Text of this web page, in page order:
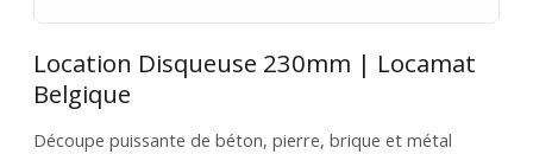
Location Disqueuse 230mm | Locamat
Belgique
Découpe puissante de béton, pierre, brique et métal